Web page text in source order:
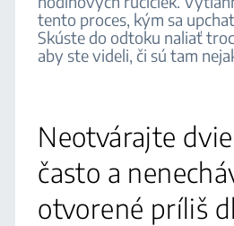
tento proces, kým sa
Skúste do odtoku naliať
aby ste videli, či sú tam
Neotvárajte
často a
otvorené príliš